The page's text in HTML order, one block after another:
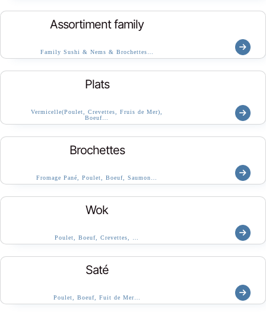
Assortiment family
Family Sushi & Nems & Brochettes…
Plats
Vermicelle(Poulet, Crevettes, Fruis de Mer),
Boeuf…
Brochettes
Fromage Pané, Poulet, Boeuf, Saumon…
Wok
Poulet, Boeuf, Crevettes, …
Saté
Poulet, Boeuf, Fuit de Mer…